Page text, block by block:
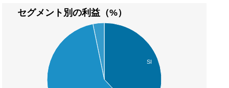
セグメント別の利益（%）
SI